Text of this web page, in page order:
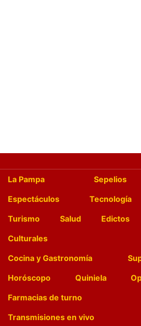
La Pampa Sepelios
Espectáculos
Tecnología
Turismo
Salud Edictos
Culturales
Cocina y Gastronomía
Horóscopo
Quiniela
Farmacias de turno
Transmisiones en vivo